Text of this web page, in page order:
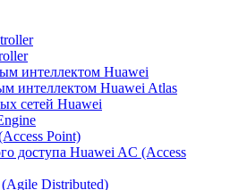
интеллектом Huawei
интеллектом Huawei Atlas
сетей Huawei
Point)
доступа Huawei AC (Access
Distributed)